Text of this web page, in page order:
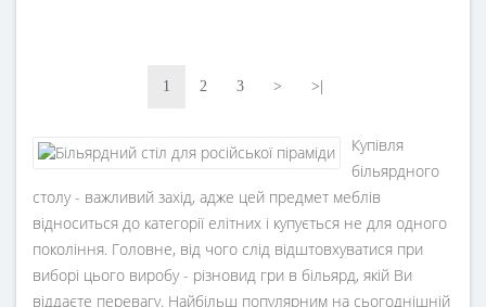
1 2 3 > >|
Купівля
більярдного
столу - важливий захід, адже цей предмет меблів
відноситься до категорії елітних і купується не для одного
покоління. Головне, від чого слід відштовхуватися при
виборі цього виробу - різновид гри в більярд, якій Ви
віддаєте перевагу. Найбільш популярним на сьогоднішній